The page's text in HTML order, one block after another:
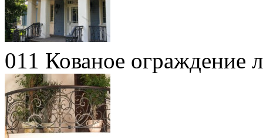
011 Кованое ограждение